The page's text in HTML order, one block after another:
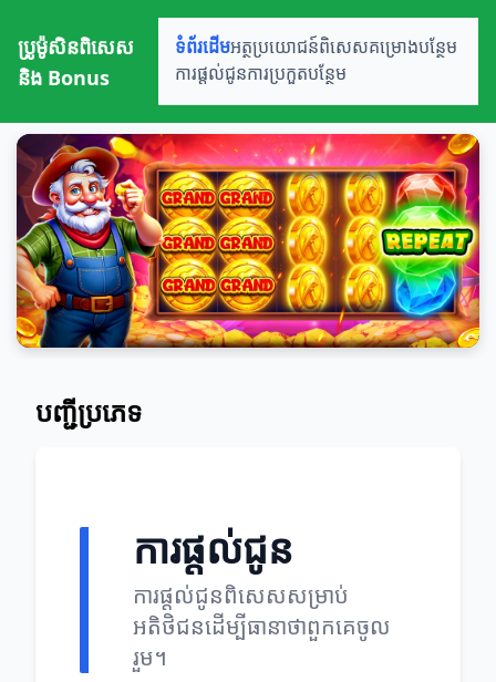
ប្រូម៉ូសិនពិសេស
និង Bonus
ទំព័រដើមអត្ថប្រយោជន៍ពិសេសគម្រោងបន្ថែម
ការផ្តល់ជូនការប្រកួតបន្ថែម
បញ្ជីប្រភេទ
ការផ្តល់ជូន
ការផ្តល់ជូនពិសេសសម្រាប់
អតិថិជនដើម្បីធានាថាពួកគេចូល
រួម។